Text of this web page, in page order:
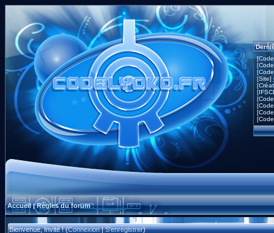
[Site]
Accueil|Règles du forum
Bienvenue, Invité ! (Connexion|S'enregistrer)